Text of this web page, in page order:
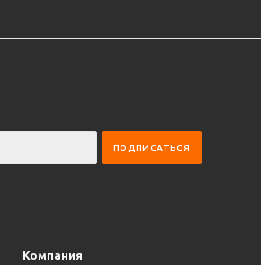
Компания